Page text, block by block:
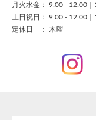
月火水金： 9:00 - 12:00
土日祝日： 9:00 - 12:00
定休日 ： 木曜